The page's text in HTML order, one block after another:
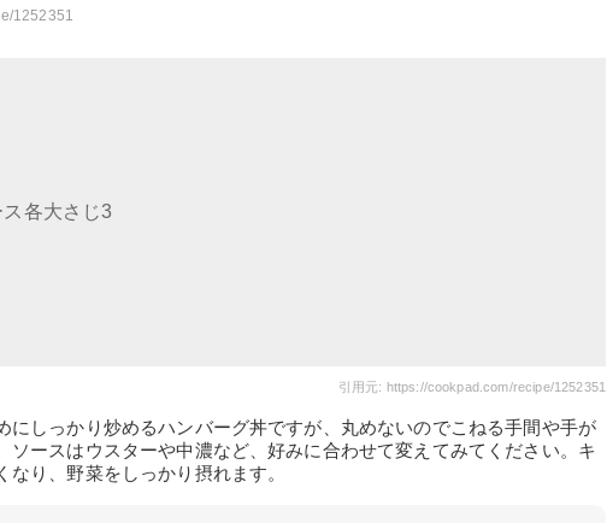
1252351
各大さじ3
引用元: https://cookpad.com/recipe/1252351
にしっかり炒めるハンバーグ丼ですが、丸めないのでこねる手間や手が
ソースはウスターや中濃など、好みに合わせて変えてみてください。キ
なり、野菜をしっかり摂れます。